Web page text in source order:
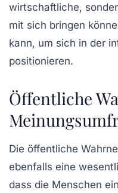
wirtschaftliche,
mit sich bringen
kann, um sich in der
positionieren.
Öffentliche
Die öffentliche
ebenfalls eine
dass die Menschen